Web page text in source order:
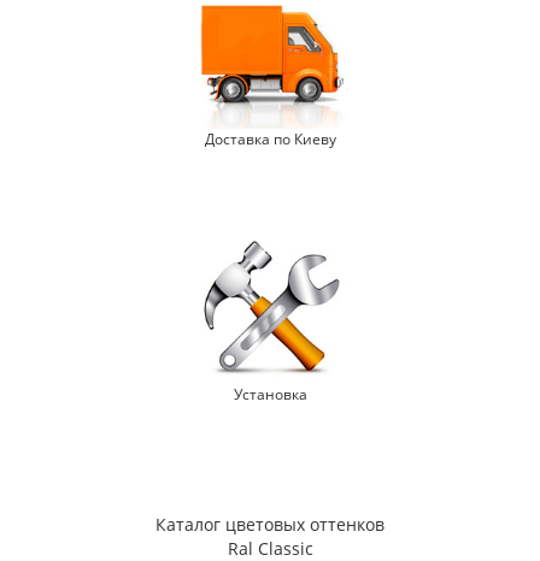
Доставка по Киеву
Установка
Каталог цветовых оттенков
Ral Classic